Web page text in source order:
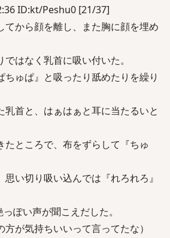
ID:kt/Peshu0 [21/37]
てから顔を離し、また胸に顔を埋め
はなく乳首に吸い付いた。
ちゅぱ』と吸ったり舐めたりを繰り
乳首と、はぁはぁと耳に当たるいと
たところで、布をずらして『ちゅ
い切り吸い込んでは『れろれろ』
ぽい声が聞こえだした。
方が気持ちいいって言ってたな）